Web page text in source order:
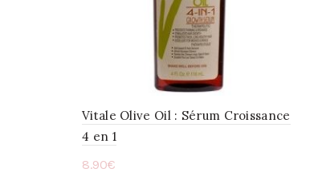
Vitale Olive Oil : Sérum Croissance
4 en 1
8.90€